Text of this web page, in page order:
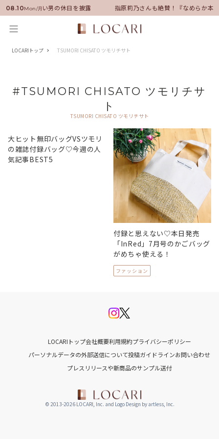
08.10Mon/月
ーに就任！いい男の休日を披露 指原莉乃さんも絶賛！『なめらか本
LOCARIトップ TSUMORI CHISATO ツモリチサト
#TSUMORI CHISATO ツモリチサ
ト
TSUMORI CHISATO ツモリチサト
大ヒット無印バッグVSツモリ
の雑誌付録バッグ♡今週の人
気記事BEST5
付録と思えない♡本日発売
「InRed」7月号のかごバッグ
がめちゃ使える！
ファッション
LOCARIトップ会社概要利用規約プライバシーポリシー
パーソナルデータの外部送信について投稿ガイドラインお問い合わせ
プレスリリースや新商品のサンプル送付
© 2013-2026 LOCARI, Inc. and Logo Design by artless, Inc.